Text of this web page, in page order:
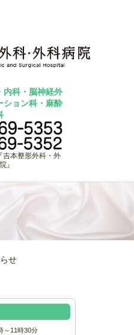
内科・脳神経外
ション科・麻酔
吉本整形外科・外
』
せ
～11時30分